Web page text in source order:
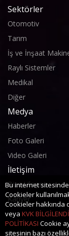
Sektörler
Otomotiv
Tarım
İş ve İnşaat
Raylı Sistemler
Medikal
Diğer
Medya
Haberler
Foto Galeri
Video Galeri
İletişim
Bize Ulaşın
Kariyer
Bu internet
Cookieler
Cookieler hakkında
veya KVK
POLİTİKASI Cookie
sitesinin bazı